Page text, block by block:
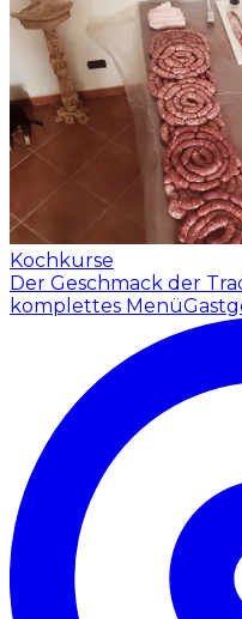
Kochkurse
Der Geschmack der
komplettes Menü